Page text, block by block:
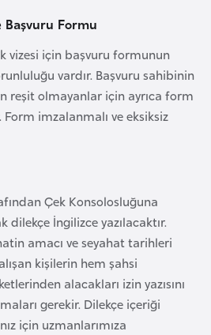
Formu
vizesi için başvuru formunun
vardır. Başvuru sahibinin
reşit olmayanlar için ayrıca form
imzalanmalı ve eksiksiz
Çek Konsolosluğuna
dilekçe İngilizce yazılacaktır.
amacı ve seyahat tarihleri
kişilerin hem şahsi
alacakları izin yazısını
gerekir. Dilekçe içeriği
için uzmanlarımıza